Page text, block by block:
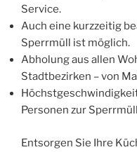
Service.
Auch eine kurzzeitig
Sperrmüll ist möglich.
Abholung aus allen
Stadtbezirken – von
Personen zur
Entsorgen Sie Ihre